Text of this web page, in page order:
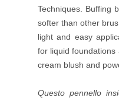
Techniques. Buffing
softer than other
light and easy
for liquid foundations
cream blush and
Questo pennello